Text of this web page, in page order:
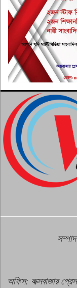
৭
৮
৯
অফিস: কক্সবাজার